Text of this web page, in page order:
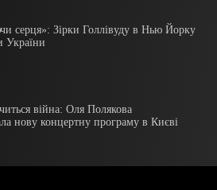
серця»:​ Зірки Голлівуду ​в Нью Йорку
України
війна: Оля Полякова
нову концертну програму в Києві